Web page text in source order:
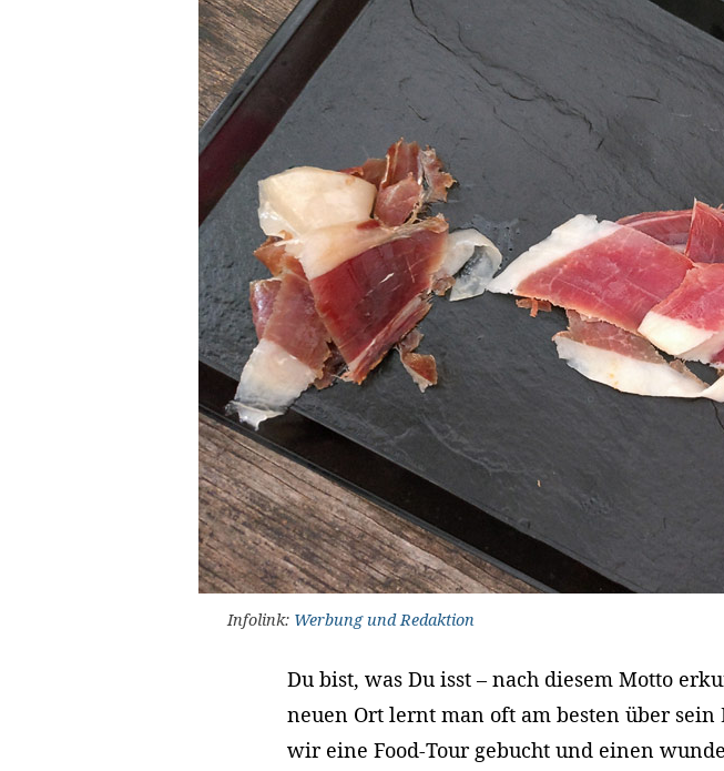
Infolink: Werbung und Redaktion
Du bist, was Du isst – nach diesem Motto
neuen Ort lernt man oft am besten über sein
wir eine Food-Tour gebucht und einen
"Transparent und ehrlich"